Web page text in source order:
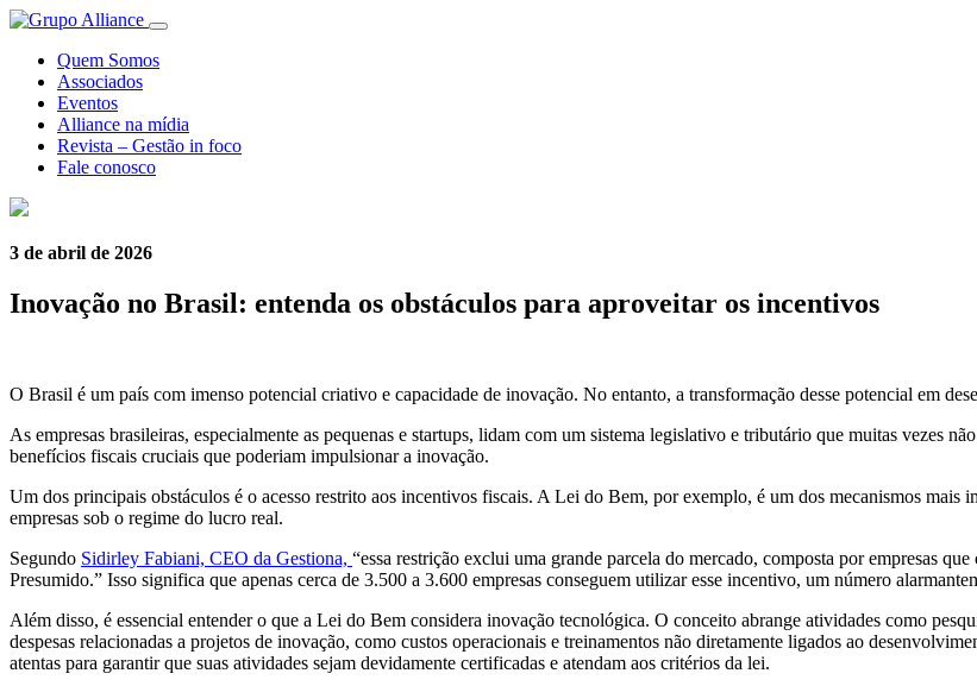
Quem Somos
Associados
Eventos
Alliance na mídia
Revista – Gestão in foco
Fale conosco
3 de abril de 2026
Inovação no Brasil: entenda os obstáculos para aproveitar os incentivos
O Brasil é um país com imenso potencial criativo e capacidade de inovação. No entanto, a transformação desse potencial em
As empresas brasileiras, especialmente as pequenas e startups, lidam com um sistema legislativo e tributário que muitas vezes
benefícios fiscais cruciais que poderiam impulsionar a inovação.
Um dos principais obstáculos é o acesso restrito aos incentivos fiscais. A Lei do Bem, por exemplo, é um dos mecanismos mais
empresas sob o regime do lucro real.
Segundo Sidirley Fabiani, CEO da Gestiona, “essa restrição exclui uma grande parcela do mercado, composta por empresas
Presumido.” Isso significa que apenas cerca de 3.500 a 3.600 empresas conseguem utilizar esse incentivo, um número
Além disso, é essencial entender o que a Lei do Bem considera inovação tecnológica. O conceito abrange atividades como
despesas relacionadas a projetos de inovação, como custos operacionais e treinamentos não diretamente ligados ao
atentas para garantir que suas atividades sejam devidamente certificadas e atendam aos critérios da lei.